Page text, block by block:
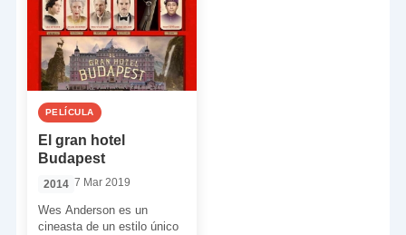
PELÍCULA
El gran hotel
Budapest
2014 7 Mar 2019
Wes Anderson es un
cineasta de un estilo único